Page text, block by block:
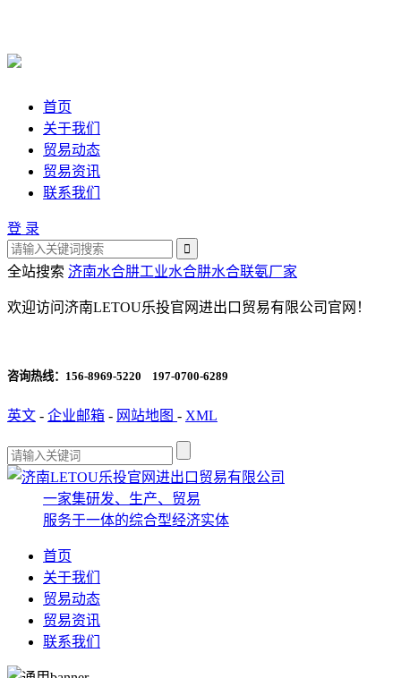
首页
关于我们
贸易动态
贸易资讯
联系我们
登 录
全站搜索 济南水合肼工业水合肼水合联氨厂家
欢迎访问济南LETOU乐投官网进出口贸易有限公司官网！
咨询热线： 156-8969-5220 197-0700-6289
英文 - 企业邮箱 - 网站地图 - XML
一家集研发、生产、贸易
服务于一体的综合型经济实体
首页
关于我们
贸易动态
贸易资讯
联系我们